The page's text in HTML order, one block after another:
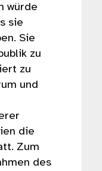
würde
sie
Sie
zu
zu
und
die
Zum
des